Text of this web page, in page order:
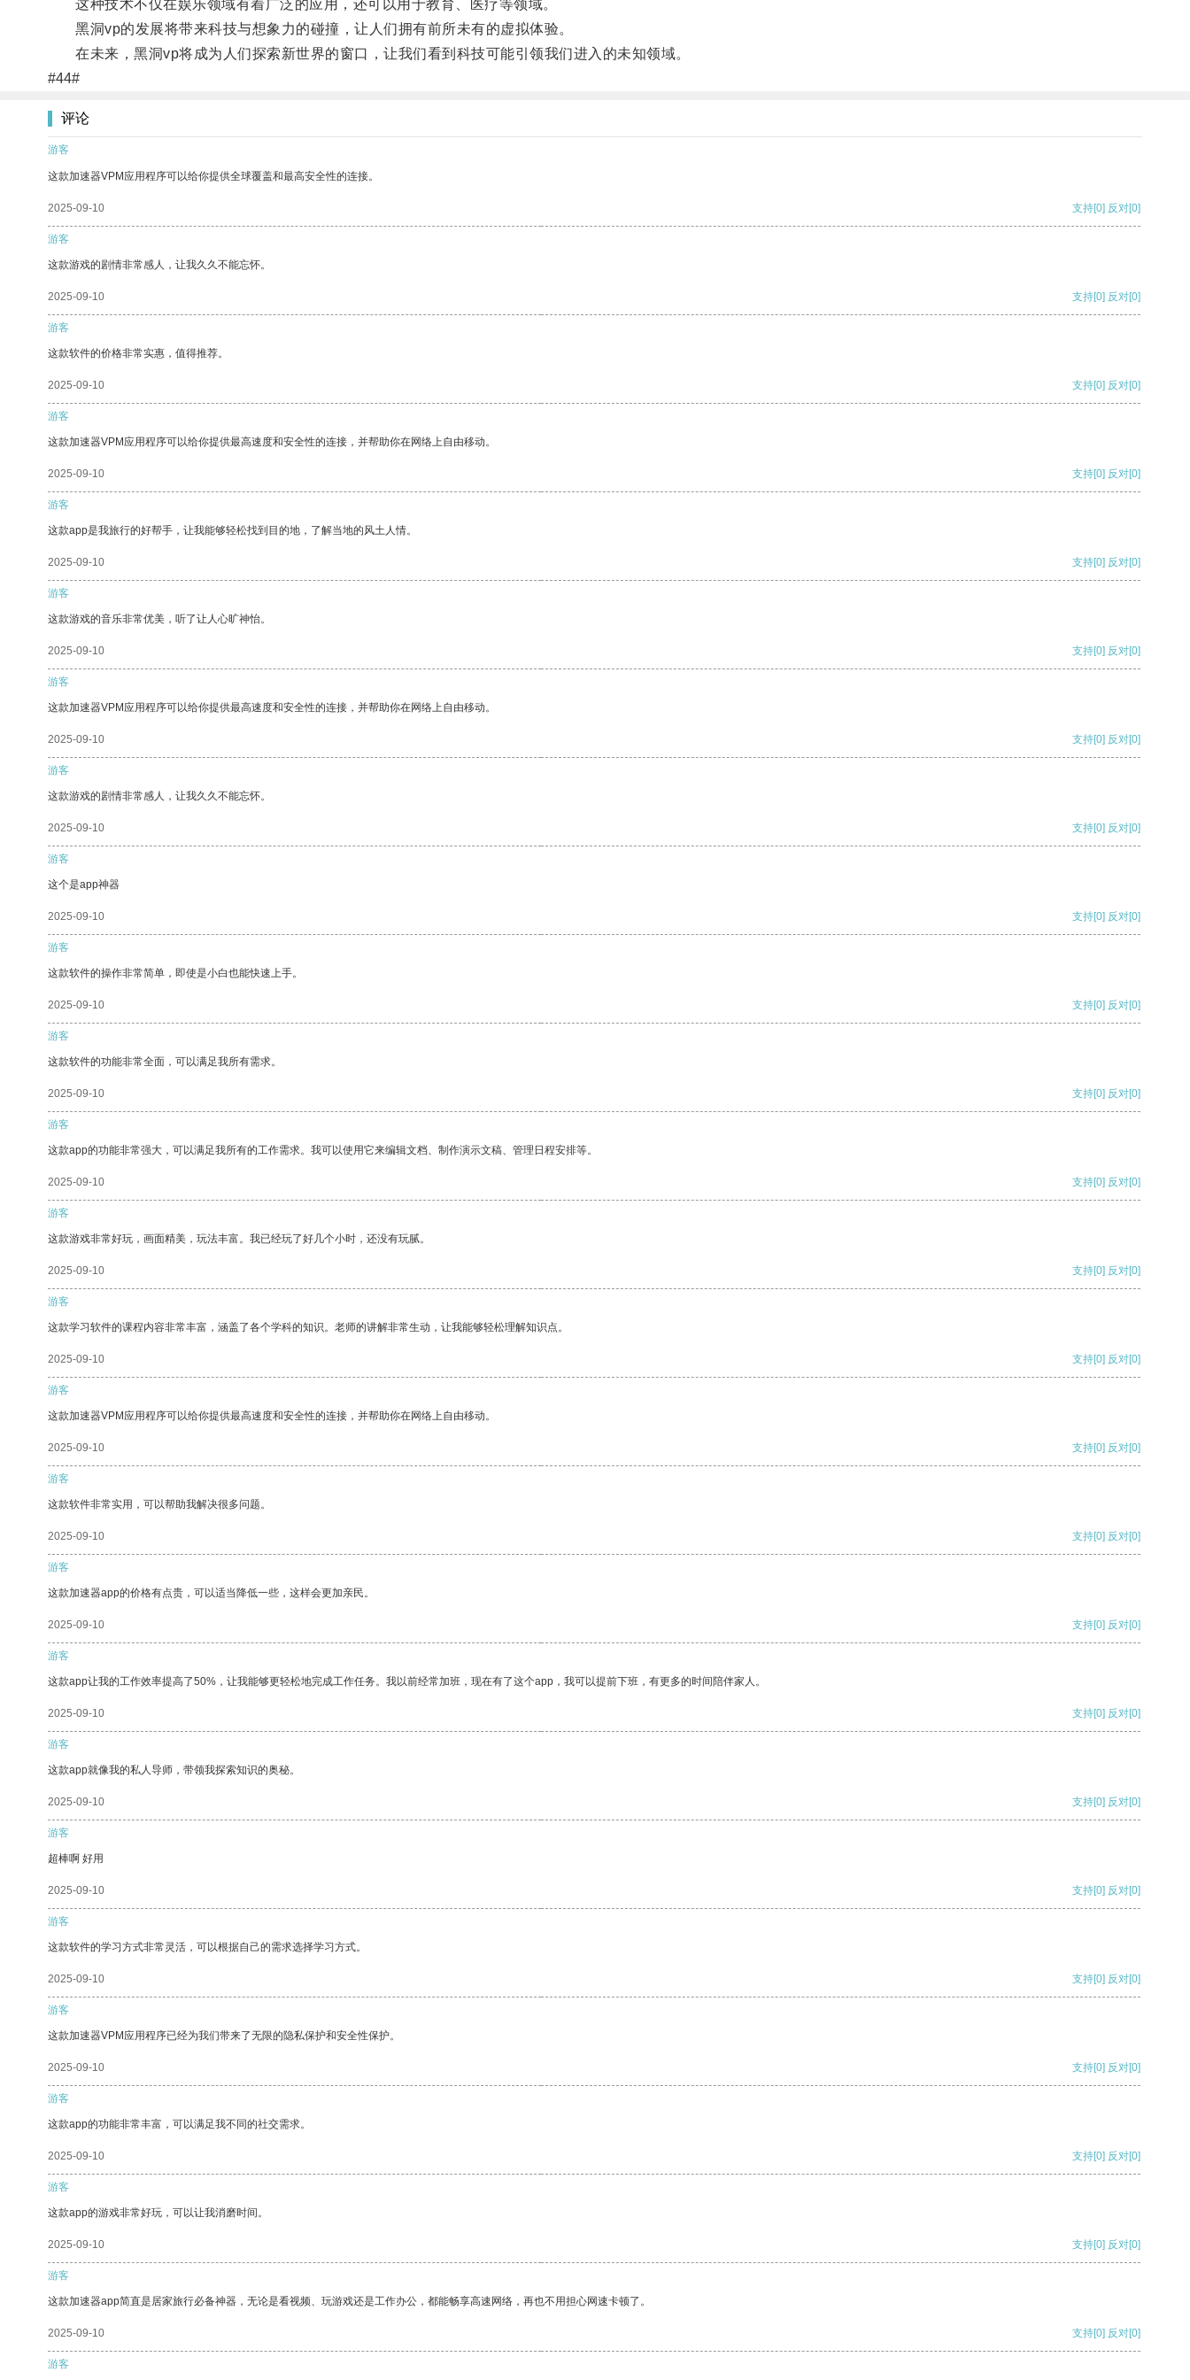
这种技术不仅在娱乐领域有着广泛的应用，还可以用于教育、医疗等领域。
黑洞vp的发展将带来科技与想象力的碰撞，让人们拥有前所未有的虚拟体验。
在未来，黑洞vp将成为人们探索新世界的窗口，让我们看到科技可能引领我们进入的未知领域。
#44#
评论
游客
这款加速器VPM应用程序可以给你提供全球覆盖和最高安全性的连接。
2025-09-10 支持[0] 反对[0]
游客
这款游戏的剧情非常感人，让我久久不能忘怀。
2025-09-10 支持[0] 反对[0]
游客
这款软件的价格非常实惠，值得推荐。
2025-09-10 支持[0] 反对[0]
游客
这款加速器VPM应用程序可以给你提供最高速度和安全性的连接，并帮助你在网络上自由移动。
2025-09-10 支持[0] 反对[0]
游客
这款app是我旅行的好帮手，让我能够轻松找到目的地，了解当地的风土人情。
2025-09-10 支持[0] 反对[0]
游客
这款游戏的音乐非常优美，听了让人心旷神怡。
2025-09-10 支持[0] 反对[0]
游客
这款加速器VPM应用程序可以给你提供最高速度和安全性的连接，并帮助你在网络上自由移动。
2025-09-10 支持[0] 反对[0]
游客
这款游戏的剧情非常感人，让我久久不能忘怀。
2025-09-10 支持[0] 反对[0]
游客
这个是app神器
2025-09-10 支持[0] 反对[0]
游客
这款软件的操作非常简单，即使是小白也能快速上手。
2025-09-10 支持[0] 反对[0]
游客
这款软件的功能非常全面，可以满足我所有需求。
2025-09-10 支持[0] 反对[0]
游客
这款app的功能非常强大，可以满足我所有的工作需求。我可以使用它来编辑文档、制作演示文稿、管理日程安排等。
2025-09-10 支持[0] 反对[0]
游客
这款游戏非常好玩，画面精美，玩法丰富。我已经玩了好几个小时，还没有玩腻。
2025-09-10 支持[0] 反对[0]
游客
这款学习软件的课程内容非常丰富，涵盖了各个学科的知识。老师的讲解非常生动，让我能够轻松理解知识点。
2025-09-10 支持[0] 反对[0]
游客
这款加速器VPM应用程序可以给你提供最高速度和安全性的连接，并帮助你在网络上自由移动。
2025-09-10 支持[0] 反对[0]
游客
这款软件非常实用，可以帮助我解决很多问题。
2025-09-10 支持[0] 反对[0]
游客
这款加速器app的价格有点贵，可以适当降低一些，这样会更加亲民。
2025-09-10 支持[0] 反对[0]
游客
这款app让我的工作效率提高了50%，让我能够更轻松地完成工作任务。我以前经常加班，现在有了这个app，我可以提前下班，有更多的时间陪伴家人。
2025-09-10 支持[0] 反对[0]
游客
这款app就像我的私人导师，带领我探索知识的奥秘。
2025-09-10 支持[0] 反对[0]
游客
超棒啊 好用
2025-09-10 支持[0] 反对[0]
游客
这款软件的学习方式非常灵活，可以根据自己的需求选择学习方式。
2025-09-10 支持[0] 反对[0]
游客
这款加速器VPM应用程序已经为我们带来了无限的隐私保护和安全性保护。
2025-09-10 支持[0] 反对[0]
游客
这款app的功能非常丰富，可以满足我不同的社交需求。
2025-09-10 支持[0] 反对[0]
游客
这款app的游戏非常好玩，可以让我消磨时间。
2025-09-10 支持[0] 反对[0]
游客
这款加速器app简直是居家旅行必备神器，无论是看视频、玩游戏还是工作办公，都能畅享高速网络，再也不用担心网速卡顿了。
2025-09-10 支持[0] 反对[0]
游客